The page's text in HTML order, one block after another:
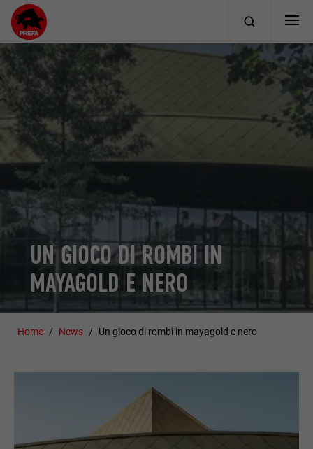
UN GIOCO DI ROMBI IN
MAYAGOLD E NERO
Home News Un gioco di rombi in mayagold e nero